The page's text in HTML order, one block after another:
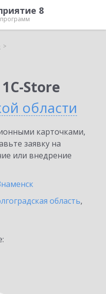
8
Store
области
карточками,
заявку на
или внедрение
область,